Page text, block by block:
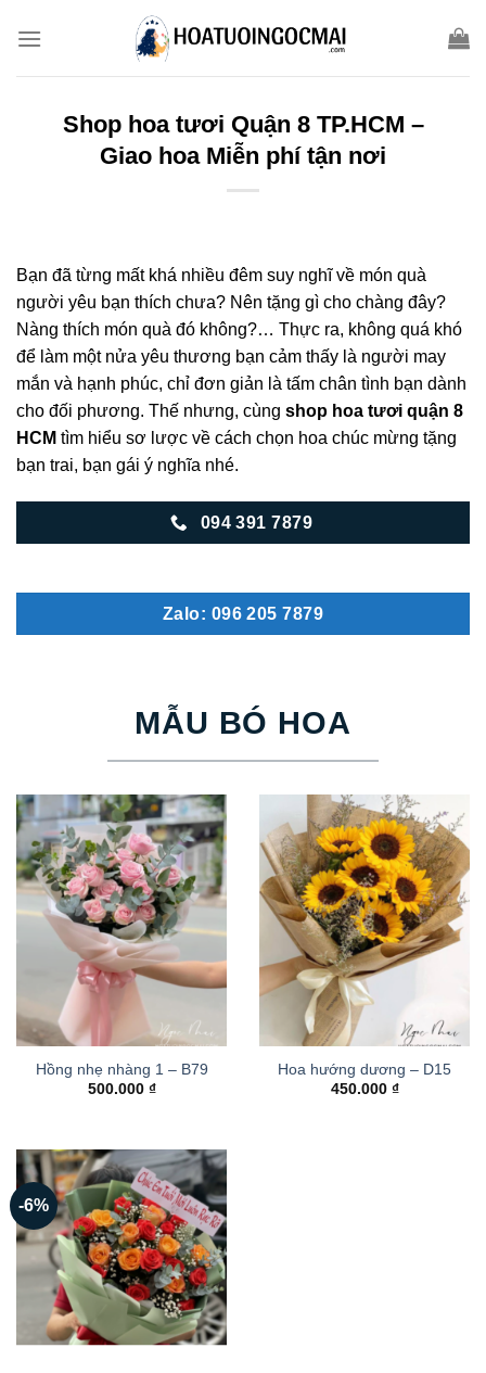
Shop hoa tươi Quận 8 TP.HCM –
Giao hoa Miễn phí tận nơi
Bạn đã từng mất khá nhiều đêm suy nghĩ về món quà
người yêu bạn thích chưa? Nên tặng gì cho chàng đây?
Nàng thích món quà đó không?… Thực ra, không quá khó
để làm một nửa yêu thương bạn cảm thấy là người may
mắn và hạnh phúc, chỉ đơn giản là tấm chân tình bạn dành
cho đối phương. Thế nhưng, cùng shop hoa tươi quận 8
HCM tìm hiểu sơ lược về cách chọn hoa chúc mừng tặng
bạn trai, bạn gái ý nghĩa nhé.
094 391 7879
Zalo: 096 205 7879
MẪU BÓ HOA
Hồng nhẹ nhàng 1 – B79
500.000 ₫
Hoa hướng dương – D15
450.000 ₫
-6%